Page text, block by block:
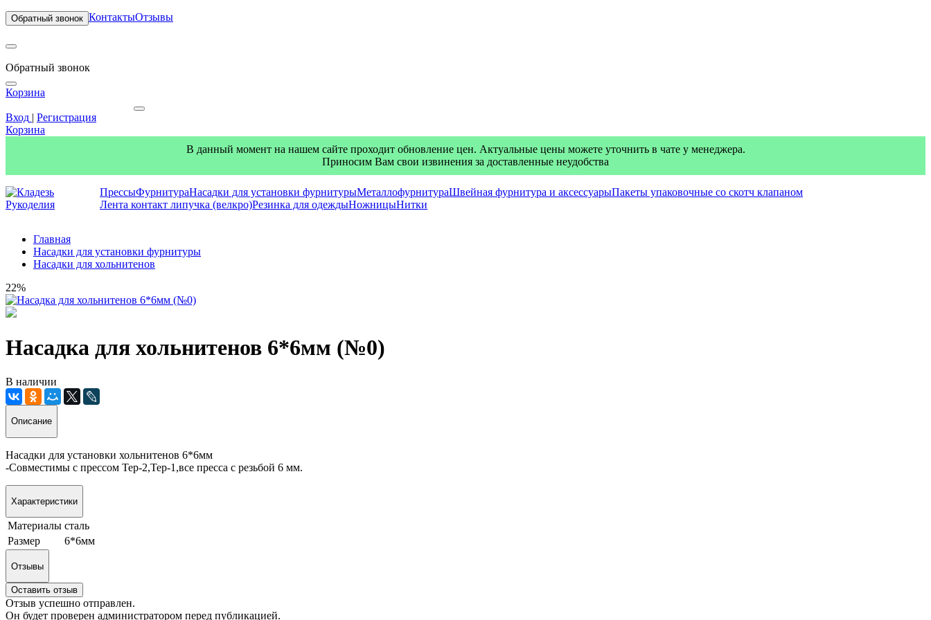
Обратный звонок КонтактыОтзывы
Обратный звонок
Корзина
Вход | Регистрация
Корзина
В данный момент на нашем сайте проходит обновление цен. Актуальные цены можете уточнить в чате у менеджера.
Приносим Вам свои извинения за доставленные неудобства
ПрессыФурнитураНасадки для установки фурнитурыМеталлофурнитураШвейная фурнитура и аксессуарыПакеты упаковочные со скотч клапаном
Лента контакт липучка (велкро)Резинка для одеждыНожницыНитки
Главная
Насадки для установки фурнитуры
Насадки для хольнитенов
22%
Насадка для хольнитенов 6*6мм (№0)
В наличии
Описание
Насадки для установки хольнитенов 6*6мм
-Совместимы с прессом Тер-2,Тер-1,все пресса с резьбой 6 мм.
Характеристики
Материалы сталь
Размер
6*6мм
Отзывы
Оставить отзыв
Отзыв успешно отправлен.
Он будет проверен администратором перед публикацией.